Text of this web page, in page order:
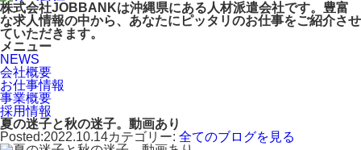
株式会社JOBBANKは沖縄県にある人材派遣会社です。豊富
な求人情報の中から、あなたにピッタリのお仕事をご紹介させ
ていただきます。
メニュー
NEWS
会社概要
お仕事情報
事業概要
採用情報
夏の迷子と秋の迷子。動画あり
Posted:2022.10.14カテゴリー: 全てのブログを見る